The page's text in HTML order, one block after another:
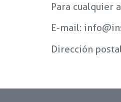
Para cualquier
E-mail:
Dirección